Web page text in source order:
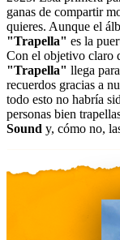
ganas de compartir
quieres. Aunque el
"Trapella" es la
Con el objetivo claro
"Trapella" llega
recuerdos gracias a
todo esto no habría
personas bien
Sound y, cómo no,